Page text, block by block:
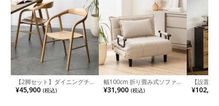
【2脚セット】ダイニングチ
ェア 木製 LUGA 肘付き チェ
ア 天然木 リビング椅子 板座
¥45,900 (税込)
幅100cm 折り畳み式ソファ
ベッド コンパクト リクライ
ニング カウチスタイル 省ス
¥31,900 (税込)
【設置
チンカウ
板 引き出